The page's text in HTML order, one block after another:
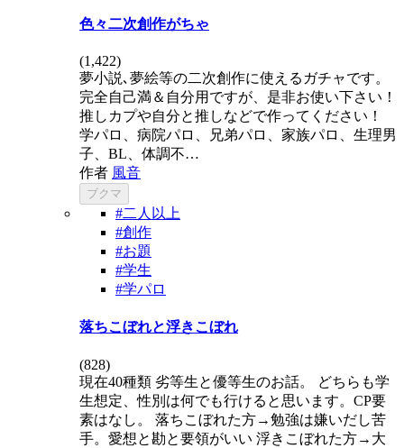
色々二次創作がちゃ
(1,422)
夢小説､夢絵等の二次創作に使えるガチャです。
完全自己満＆自分用ですが、是非お使い下さい！
推しカプや自分と推しなどで作ってください！
学パロ、病院パロ、兄弟パロ、家族パロ、生理男
子、BL、体調不…
作者 風音
ブクマ
#二人以上
#創作
#お題
#学生
#学パロ
落ちこぼれと浮きこぼれ
(828)
現在40種類 劣等生と優等生のお話。 どちらも学
生想定、性別は何でも行けると思います。CP要
素はなし。 落ちこぼれた方→勉強は嫌いだし苦
手。愛想と勘と要領がいい 浮きこぼれた方→大